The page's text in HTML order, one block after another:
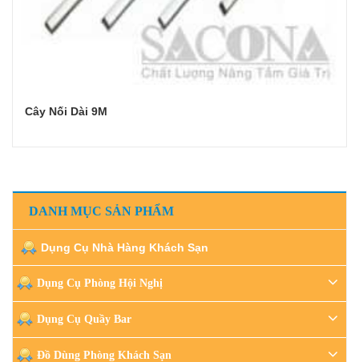
Cây Nối Dài 9M
DANH MỤC SẢN PHẨM
Dụng Cụ Nhà Hàng Khách Sạn
Dụng Cụ Phòng Hội Nghị
Dụng Cụ Quầy Bar
Đồ Dùng Phòng Khách Sạn